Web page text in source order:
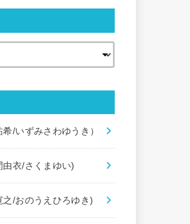
/いずみさわゆうき）
由衣/さくまゆい)
之/おのうえひろゆき)